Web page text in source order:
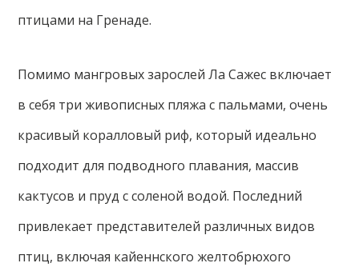
птицами на Гренаде.
Помимо мангровых зарослей Ла Сажес включает
в себя три живописных пляжа с пальмами, очень
красивый коралловый риф, который идеально
подходит для подводного плавания, массив
кактусов и пруд с соленой водой. Последний
привлекает представителей различных видов
птиц, включая кайеннского желтобрюхого